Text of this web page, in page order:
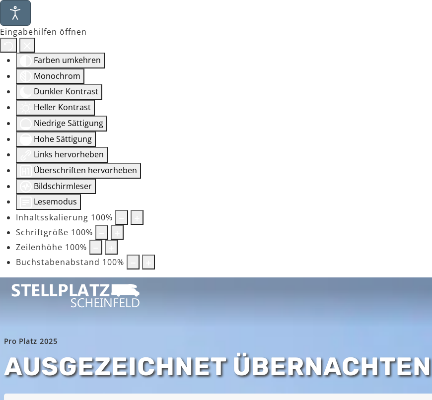
Eingabehilfen öffnen
Farben umkehren
Monochrom
Dunkler Kontrast
Heller Kontrast
Niedrige Sättigung
Hohe Sättigung
Links hervorheben
Überschriften hervorheben
Bildschirmleser
Lesemodus
Inhaltsskalierung 100%
Schriftgröße 100%
Zeilenhöhe 100%
Buchstabenabstand 100%
Pro Platz 2025
AUSGEZEICHNET ÜBERNACHTEN